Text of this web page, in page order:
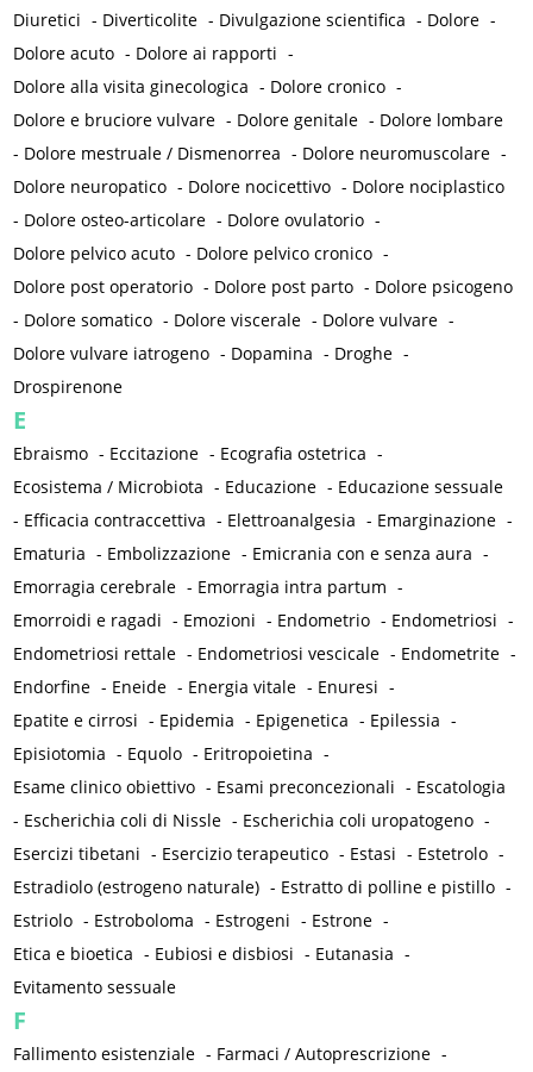
Diuretici - Diverticolite - Divulgazione scientifica - Dolore -
Dolore acuto - Dolore ai rapporti -
Dolore alla visita ginecologica - Dolore cronico -
Dolore e bruciore vulvare - Dolore genitale - Dolore lombare
- Dolore mestruale / Dismenorrea - Dolore neuromuscolare -
Dolore neuropatico - Dolore nocicettivo - Dolore nociplastico
- Dolore osteo-articolare - Dolore ovulatorio -
Dolore pelvico acuto - Dolore pelvico cronico -
Dolore post operatorio - Dolore post parto - Dolore psicogeno
- Dolore somatico - Dolore viscerale - Dolore vulvare -
Dolore vulvare iatrogeno - Dopamina - Droghe -
Drospirenone
E
Ebraismo - Eccitazione - Ecografia ostetrica -
Ecosistema / Microbiota - Educazione - Educazione sessuale
- Efficacia contraccettiva - Elettroanalgesia - Emarginazione -
Ematuria - Embolizzazione - Emicrania con e senza aura -
Emorragia cerebrale - Emorragia intra partum -
Emorroidi e ragadi - Emozioni - Endometrio - Endometriosi -
Endometriosi rettale - Endometriosi vescicale - Endometrite -
Endorfine - Eneide - Energia vitale - Enuresi -
Epatite e cirrosi - Epidemia - Epigenetica - Epilessia -
Episiotomia - Equolo - Eritropoietina -
Esame clinico obiettivo - Esami preconcezionali - Escatologia
- Escherichia coli di Nissle - Escherichia coli uropatogeno -
Esercizi tibetani - Esercizio terapeutico - Estasi - Estetrolo -
Estradiolo (estrogeno naturale) - Estratto di polline e pistillo -
Estriolo - Estroboloma - Estrogeni - Estrone -
Etica e bioetica - Eubiosi e disbiosi - Eutanasia -
Evitamento sessuale
F
Fallimento esistenziale - Farmaci / Autoprescrizione -